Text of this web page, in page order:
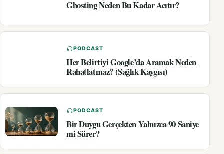
Ghosting Neden Bu Kadar Acıtır?
PODCAST
Her Belirtiyi Google’da Aramak Neden
Rahatlatmaz? (Sağlık Kaygısı)
PODCAST
Bir Duygu Gerçekten Yalnızca 90 Saniye
mi Sürer?